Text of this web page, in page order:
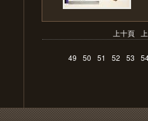
上十頁
49 50 51 52 53